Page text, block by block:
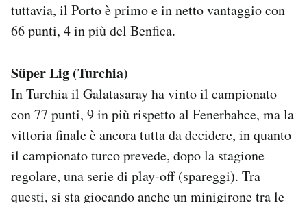
tuttavia, il Porto è primo e in netto vantaggio con
66 punti, 4 in più del Benfica.
Süper Lig (Turchia)
In Turchia il Galatasaray ha vinto il campionato
con 77 punti, 9 in più rispetto al Fenerbahce, ma la
vittoria finale è ancora tutta da decidere, in quanto
il campionato turco prevede, dopo la stagione
regolare, una serie di play-off (spareggi). Tra
questi, si sta giocando anche un minigirone tra le